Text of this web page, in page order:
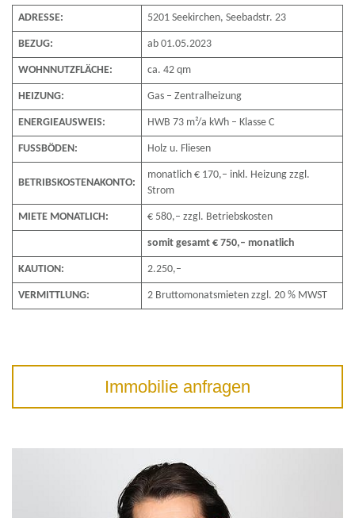
ADRESSE: 5201 Seekirchen, Seebadstr. 23
BEZUG: ab 01.05.2023
WOHNNUTZFLÄCHE: ca. 42 qm
HEIZUNG: Gas – Zentralheizung
ENERGIEAUSWEIS: HWB 73 m²/a kWh – Klasse C
FUSSBÖDEN: Holz u. Fliesen
BETRIBSKOSTENAKONTO:
monatlich € 170,– inkl. Heizung zzgl.
Strom
MIETE MONATLICH: € 580,– zzgl. Betriebskosten
somit gesamt € 750,– monatlich
KAUTION: 2.250,–
VERMITTLUNG: 2 Bruttomonatsmieten zzgl. 20 % MWST
Immobilie anfragen